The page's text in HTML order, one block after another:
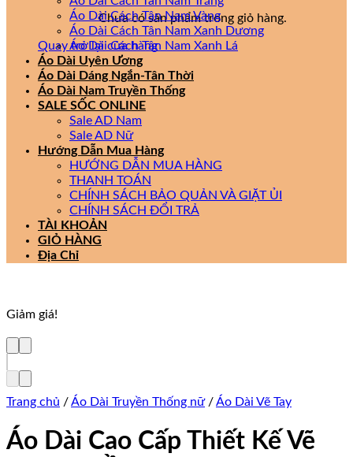
Chưa có sản phẩm trong giỏ hàng.
Quay trở lại cửa hàng
Áo Dài Cách Tân Nam Vàng
Áo Dài Cách Tân Nam Xanh Dương
Áo Dài Cách Tân Nam Xanh Lá
Áo Dài Uyên Ương
Áo Dài Dáng Ngắn-Tân Thời
Áo Dài Nam Truyền Thống
SALE SỐC ONLINE
Sale AD Nam
Sale AD Nữ
Hướng Dẫn Mua Hàng
HƯỚNG DẪN MUA HÀNG
THANH TOÁN
CHÍNH SÁCH BẢO QUẢN VÀ GIẶT ỦI
CHÍNH SÁCH ĐỔI TRẢ
TÀI KHOẢN
GIỎ HÀNG
Địa Chỉ
Giảm giá!
Trang chủ /Áo Dài Truyền Thống nữ /Áo Dài Vẽ Tay
Áo Dài Cao Cấp Thiết Kế Vẽ